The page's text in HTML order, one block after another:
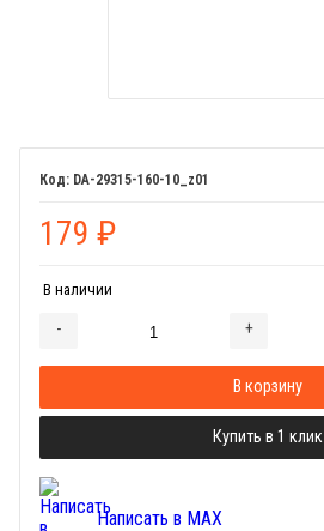
DA-29315-160-10_z01
179 ₽
В наличии
- +
В корзину
Купить в 1 клик
Написать в MAX